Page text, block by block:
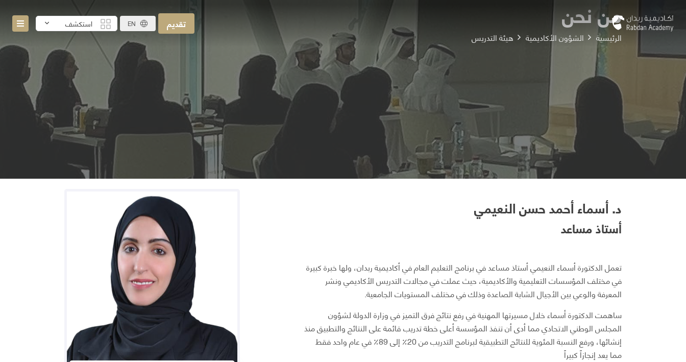
استكشف تقديم EN من نحن
الرئيسية الشؤون الأكاديمية هيئة التدريس
د. أسماء أحمد حسن النعيمي
أستاذ مساعد
تعمل الدكتورة أسماء النعيمي أستاذ مساعد في برنامج التعليم العام في أكاديمية ربدان، ولها خبرة كبيرة
في مختلف المؤسسات التعليمية والأكاديمية، حيث عملت في مجالات التدريس الأكاديمي ونشر
المعرفة والوعي بين الأجيال الشابة الصاعدة وذلك في مختلف المستويات الجامعية.
ساهمت الدكتورة أسماء خلال مسيرتها المهنية في رفع نتائج فرق التميز في وزارة الدولة لشؤون
المجلس الوطني الاتحادي مما أدى أن تنفذ المؤسسة أعلى خطة تدريب قائمة على النتائج والتطبيق منذ
إنشائها، ورفع النسبة المئوية للنتائج التطبيقية لبرنامج التدريب من 20٪ إلى 89٪ في عام واحد فقط
مما يعد إنجازاً كبيراً